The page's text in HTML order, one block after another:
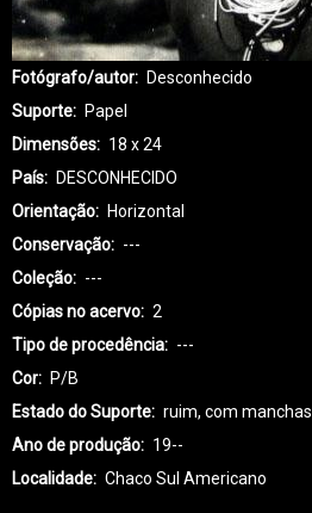
Fotógrafo/autor
Desconhecido
Suporte
Papel
Dimensões
18 x 24
País
DESCONHECIDO
Orientação
Horizontal
Conservação
---
Coleção
---
Cópias no acervo
2
Tipo de procedência
---
Cor
P/B
Estado do Suporte
ruim, com manchas
Ano de produção
19--
Localidade
Chaco Sul Americano